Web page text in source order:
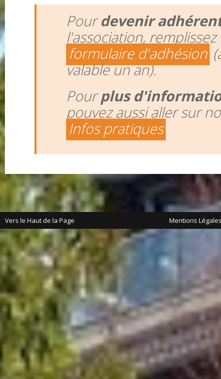
Pourdevenir
l'association, remplissez
formulaire d'adhésion
valable un an).
Pourplus
pouvez aussi aller sur
Infos pratiques
Vers le Haut de la Page Mentions